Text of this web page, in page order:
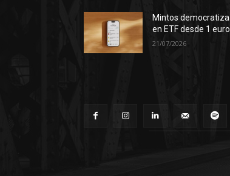
Mintos
en ETF desde 1 euro
21/07/2026